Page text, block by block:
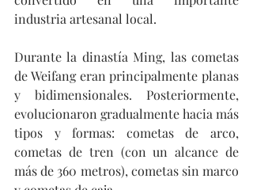
industria artesanal local.
Durante la dinastía Ming, las cometas
de Weifang eran principalmente planas
y bidimensionales. Posteriormente,
evolucionaron gradualmente hacia más
tipos y formas: cometas de arco,
cometas de tren (con un alcance de
más de 360 metros), cometas sin marco